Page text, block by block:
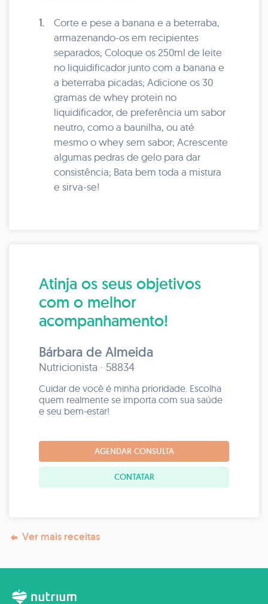
1.
Corte e pese a banana e a beterraba,
armazenando-os em recipientes
separados; Coloque os 250ml de leite
no liquidificador junto com a banana e
a beterraba picadas; Adicione os 30
gramas de whey protein no
liquidificador, de preferência um sabor
neutro, como a baunilha, ou até
mesmo o whey sem sabor; Acrescente
algumas pedras de gelo para dar
consistência; Bata bem toda a mistura
e sirva-se!
Atinja os seus objetivos
com o melhor
acompanhamento!
Bárbara de Almeida
Nutricionista · 58834
Cuidar de você é minha prioridade. Escolha
quem realmente se importa com sua saúde
e seu bem-estar!
AGENDAR CONSULTA
CONTATAR
Ver mais receitas